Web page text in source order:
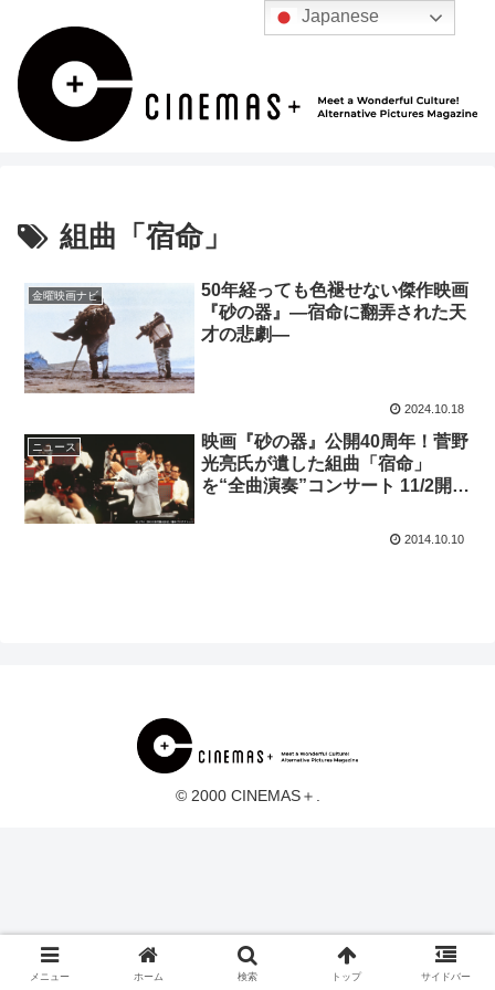
組曲「宿命」
金曜映画ナビ
50年経っても色褪せない傑作映画
『砂の器』—宿命に翻弄された天
才の悲劇—
2024.10.18
ニュース
映画『砂の器』公開40周年！菅野
光亮氏が遺した組曲「宿命」
を“全曲演奏”コンサート 11/2開催
2014.10.10
© 2000 CINEMAS＋.
メニュー ホーム 検索 トップ サイドバー
Japanese